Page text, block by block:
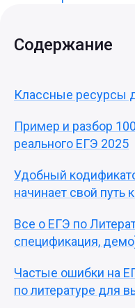
Содержание
Классные ресурсы
Пример и разбор
реального ЕГЭ 2025
Удобный
начинает свой путь
Все о ЕГЭ по
спецификация,
Частые ошибки на
по литературе для